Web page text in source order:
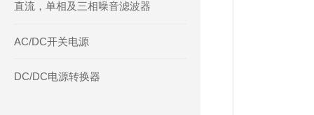
直流，单相及三相噪音滤波器
AC/DC开关电源
DC/DC电源转换器